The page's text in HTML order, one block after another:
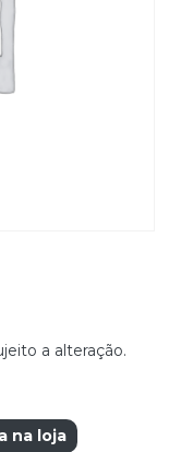
a alteração.
na loja